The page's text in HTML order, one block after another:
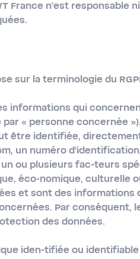
France n'est responsable
sur la terminologie du
informations qui
« personne concernée
être identifiée,
un numéro
ou plusieurs fac-teurs
éco-nomique, culturelle
et sont des informations
Par conséquent,
des données.
iden-tifiée ou